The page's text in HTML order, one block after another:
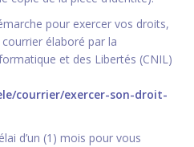
pour exercer vos droits,
élaboré par la
et des Libertés (CNIL)
courrier/exercer-son-droit-
d’un (1) mois pour vous